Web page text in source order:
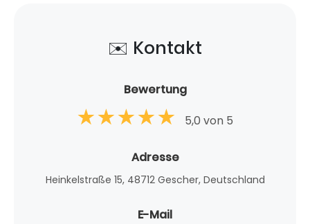
✉️ Kontakt
Bewertung
5,0 von 5
Adresse
Heinkelstraße 15, 48712 Gescher, Deutschland
E-Mail